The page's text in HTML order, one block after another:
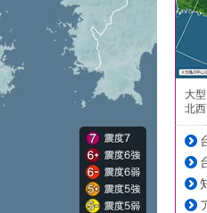
大
北